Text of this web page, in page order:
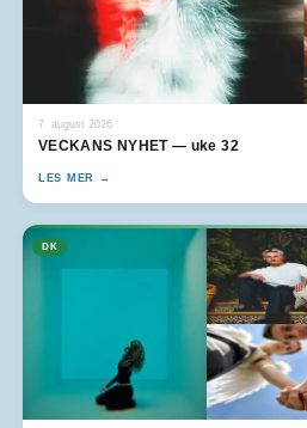
7. august 2026
VECKANS NYHET — uke 32
LES MER →
DK